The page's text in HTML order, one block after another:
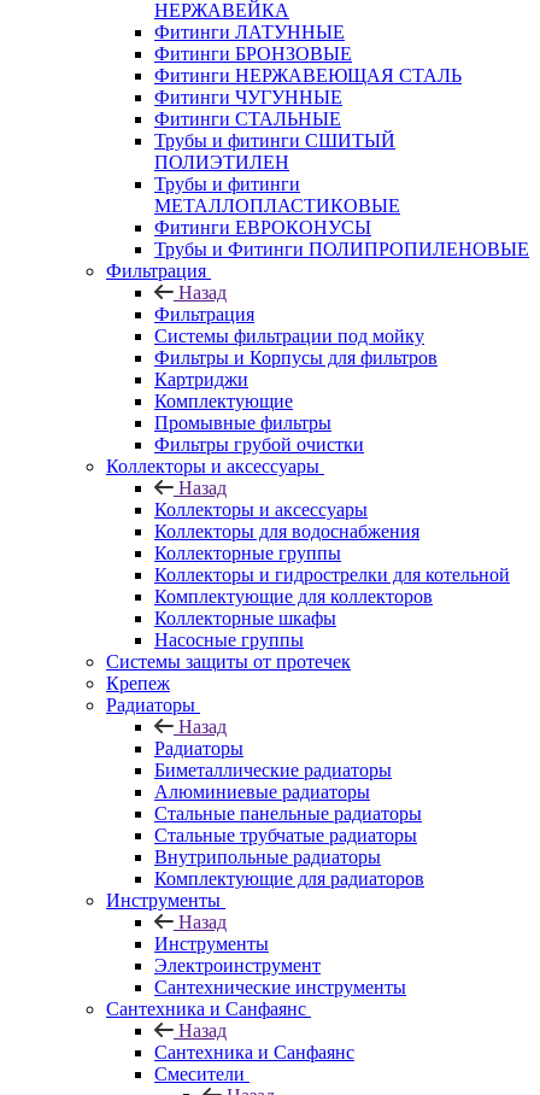
НЕРЖАВЕЙКА
Фитинги ЛАТУННЫЕ
Фитинги БРОНЗОВЫЕ
Фитинги НЕРЖАВЕЮЩАЯ СТАЛЬ
Фитинги ЧУГУННЫЕ
Фитинги СТАЛЬНЫЕ
Трубы и фитинги СШИТЫЙ
ПОЛИЭТИЛЕН
Трубы и фитинги
МЕТАЛЛОПЛАСТИКОВЫЕ
Фитинги ЕВРОКОНУСЫ
Трубы и Фитинги ПОЛИПРОПИЛЕНОВЫЕ
Фильтрация
Назад
Фильтрация
Системы фильтрации под мойку
Фильтры и Корпусы для фильтров
Картриджи
Комплектующие
Промывные фильтры
Фильтры грубой очистки
Коллекторы и аксессуары
Назад
Коллекторы и аксессуары
Коллекторы для водоснабжения
Коллекторные группы
Коллекторы и гидрострелки для котельной
Комплектующие для коллекторов
Коллекторные шкафы
Насосные группы
Системы защиты от протечек
Крепеж
Радиаторы
Назад
Радиаторы
Биметаллические радиаторы
Алюминиевые радиаторы
Стальные панельные радиаторы
Стальные трубчатые радиаторы
Внутрипольные радиаторы
Комплектующие для радиаторов
Инструменты
Назад
Инструменты
Электроинструмент
Сантехнические инструменты
Сантехника и Санфаянс
Назад
Сантехника и Санфаянс
Смесители